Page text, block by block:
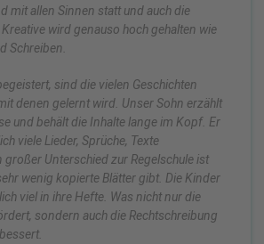
mit allen Sinnen statt und auch die
wird genauso hoch gehalten wie
Schreiben.
sind die vielen Geschichten
denen gelernt wird. Unser Sohn erzählt
und behält die Inhalte lange im Kopf. Er
viele Lieder, Sprüche, Texte
großer Unterschied zur Regelschule ist
wenig kopierte Blätter gibt. Die Kinder
viel in ihre Hefte. Was nicht nur die
sondern auch die Rechtschreibung